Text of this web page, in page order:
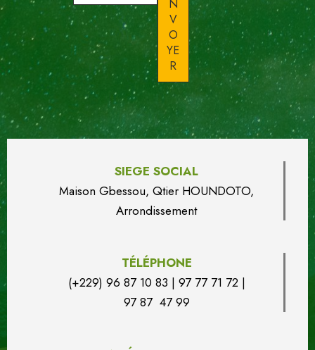
SIEGE SOCIAL
Maison Gbessou, Qtier HOUNDOTO,
Arrondissement
TÉLÉPHONE
(+229) 96 87 10 83 | 97 77 71 72 |
97 87 47 99